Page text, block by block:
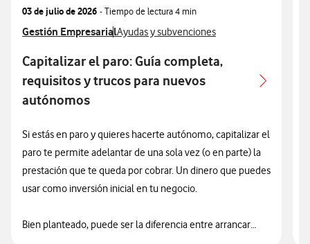
03 de julio de 2026 - Tiempo de lectura4 min
Ver más articulos relacionados con
Gestión EmpresarialVer más artículos con
Ayudas y subvenciones
Capitalizar el paro: Guía completa,
requisitos y trucos para nuevos
autónomos
Si estás en paro y quieres hacerte autónomo, capitalizar el
paro te permite adelantar de una sola vez (o en parte) la
prestación que te queda por cobrar. Un dinero que puedes
usar como inversión inicial en tu negocio.
Bien planteado, puede ser la diferencia entre arrancar